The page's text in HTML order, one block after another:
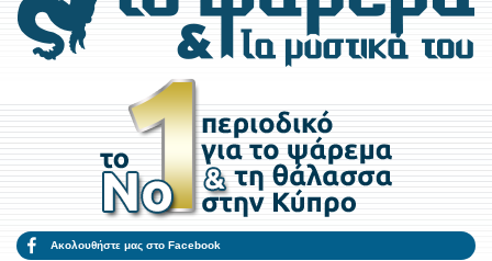
Ακολουθήστε μας στο Facebook